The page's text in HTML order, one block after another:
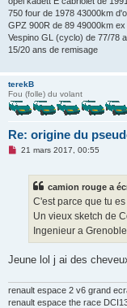
750 four de 1978 43000km
GPZ 900R de 89 49000km
Vespino GL (cyclo) de 77/78
15/20 ans de remisage
terekB
Fou (folle) du volant
Re: origine du
M
u
21 mars 2017, 00:55
camion rouge a
C'est parce que tu
Un vieux sketch de
Ingenieur a
Jeune lol j ai des
renault espace 2 v6 grand
renault espace the race